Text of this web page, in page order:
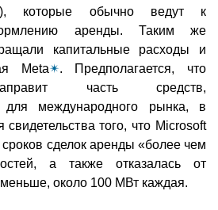
которые обычно ведут к
аренды. Таким же
капитальные расходы и
Meta✴. Предполагается, что
часть средств,
для международного рынка, в
того, что Microsoft
сроков сделок аренды «более чем
а также отказалась от
около 100 МВт каждая.